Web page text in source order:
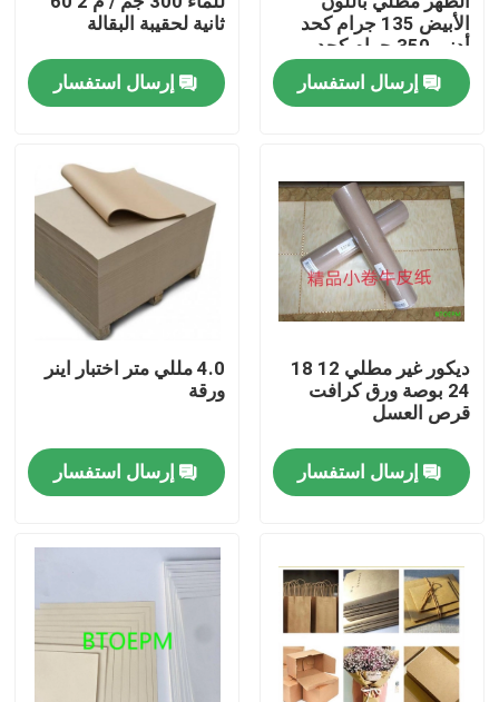
منزل
إتصال
المنتجات
لفة حماية الأرضيات المؤقتة
ورق الكرافت لحماية الأرضيات
ورق طباعة كرتون
صفائح الأرضيات للماء
الأبيض 135 جرام كحد
أدنى 350 جرام كحد
أقصى
إرسال استفسار
ثانية لحقيبة البقالة
إرسال استفسار
ديكور غير مطلي 12 18
24 بوصة ورق كرافت
قرص العسل
إرسال استفسار
4.0 مللي متر اختبار اينر
ورقة
إرسال استفسار